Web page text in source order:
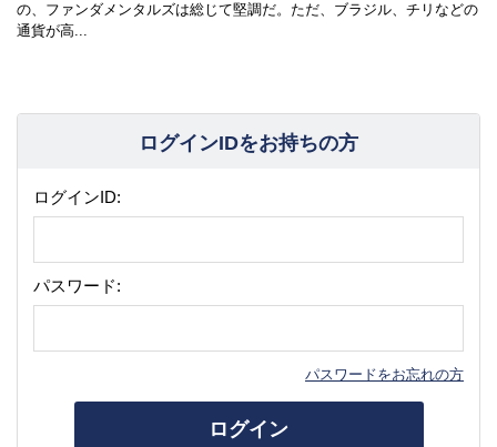
の、ファンダメンタルズは総じて堅調だ。ただ、ブラジル、チリなどの
通貨が高...
ログインIDをお持ちの方
ログインID:
パスワード:
パスワードをお忘れの方
ログイン